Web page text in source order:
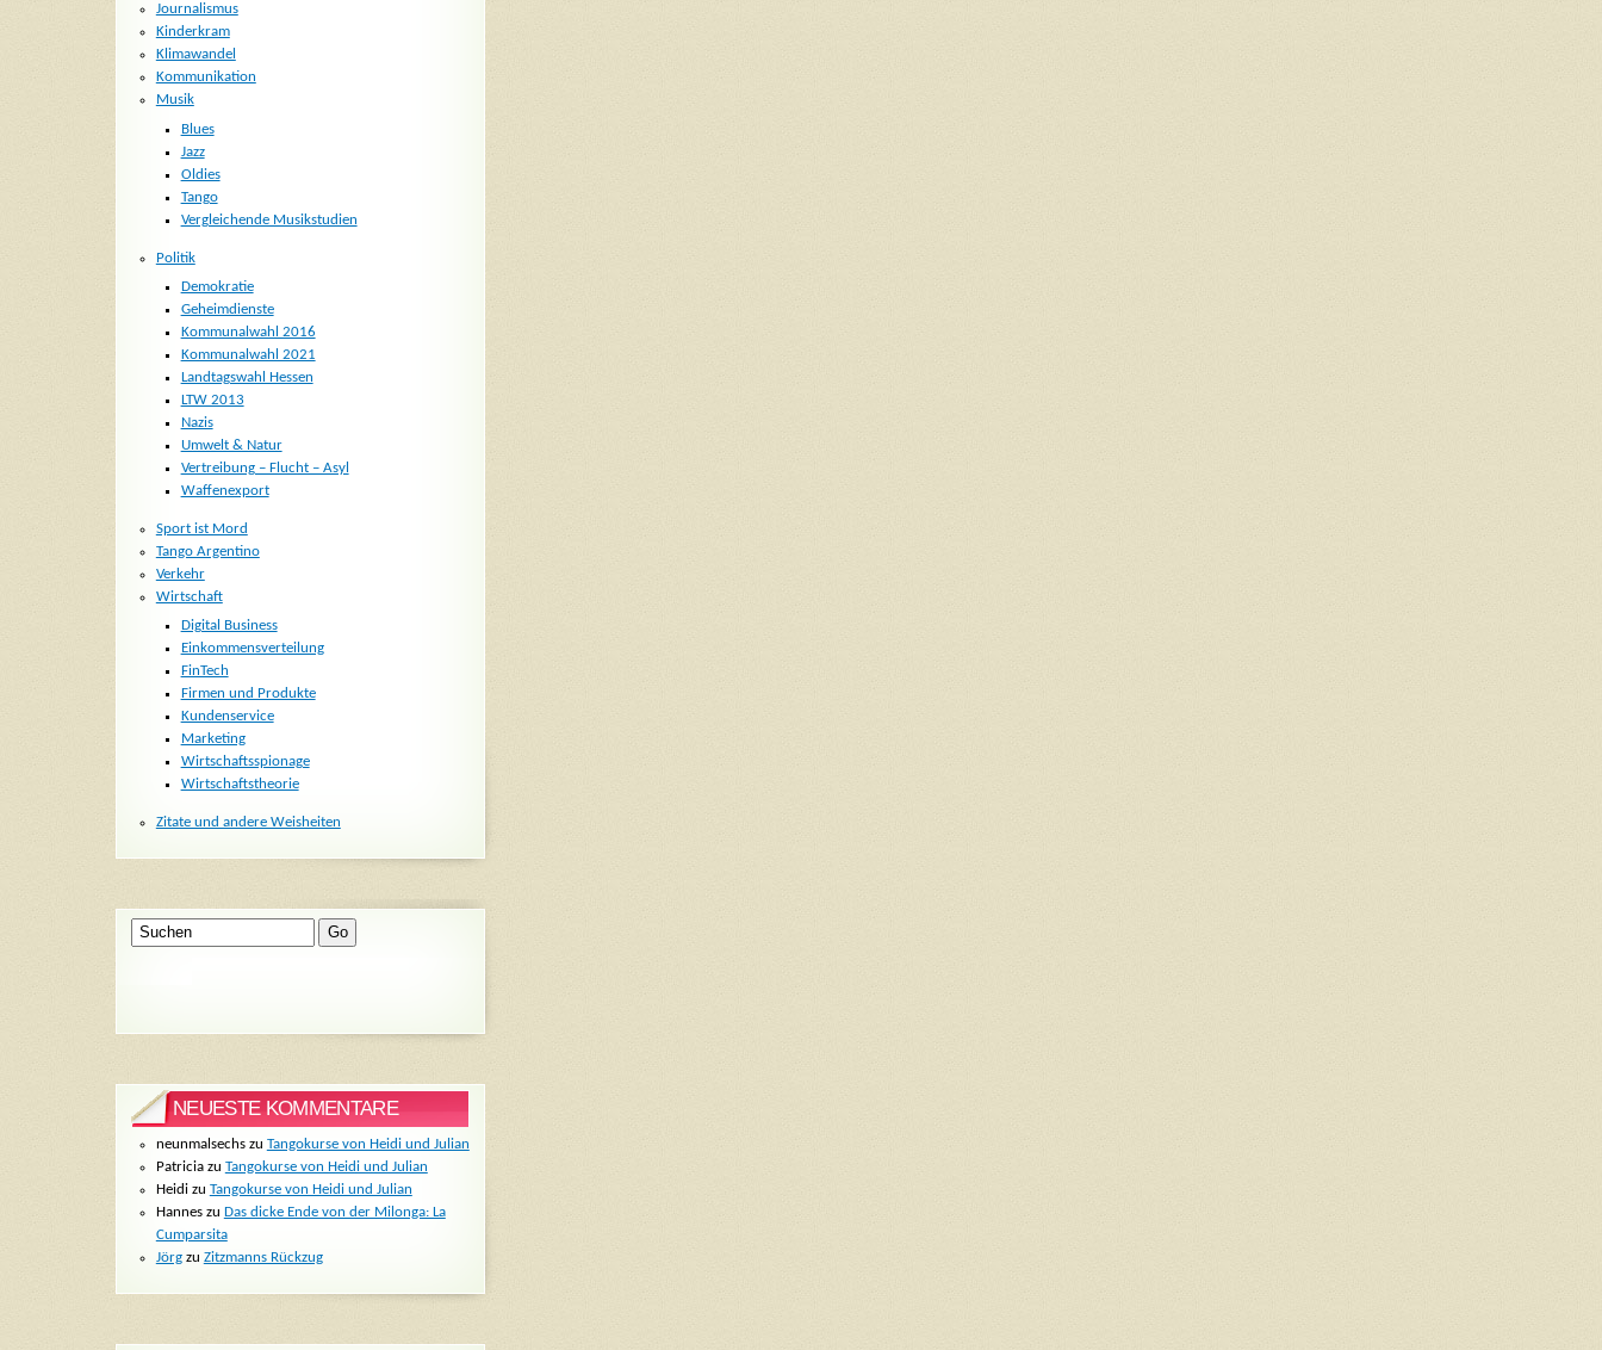
Journalismus
Kinderkram
Klimawandel
Kommunikation
Musik
Blues
Jazz
Oldies
Tango
Vergleichende Musikstudien
Politik
Demokratie
Geheimdienste
Kommunalwahl 2016
Kommunalwahl 2021
Landtagswahl Hessen
LTW 2013
Nazis
Umwelt & Natur
Vertreibung – Flucht – Asyl
Waffenexport
Sport ist Mord
Tango Argentino
Verkehr
Wirtschaft
Digital Business
Einkommensverteilung
FinTech
Firmen und Produkte
Kundenservice
Marketing
Wirtschaftsspionage
Wirtschaftstheorie
Zitate und andere Weisheiten
NEUESTE KOMMENTARE
neunmalsechszu Tangokurse von Heidi und Julian
Patriciazu Tangokurse von Heidi und Julian
Heidizu Tangokurse von Heidi und Julian
Hanneszu Das dicke Ende von der Milonga: La
Cumparsita
Jörgzu Zitzmanns Rückzug